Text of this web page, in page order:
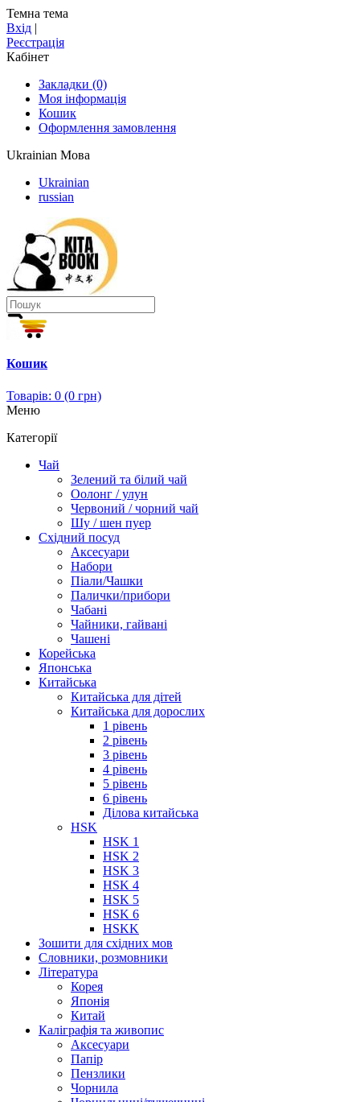
Темна тема
Вхід |
Реєстрація
Кабінет
Закладки (0)
Моя інформація
Кошик
Оформлення замовлення
Ukrainian Мова
Ukrainian
russian
Кошик
Товарів: 0 (0 грн)
Меню
Категорії
Чай
Зелений та білий чай
Оолонг / улун
Червоний / чорний чай
Шу / шен пуер
Східний посуд
Аксесуари
Набори
Піали/Чашки
Палички/прибори
Чабані
Чайники, гайвані
Чашені
Корейська
Японська
Китайська
Китайська для дітей
Китайська для дорослих
1 рівень
2 рівень
3 рівень
4 рівень
5 рівень
6 рівень
Ділова китайська
HSK
HSK 1
HSK 2
HSK 3
HSK 4
HSK 5
HSK 6
HSKK
Зошити для східних мов
Словники, розмовники
Література
Корея
Японія
Китай
Каліграфія та живопис
Аксесуари
Папір
Пензлики
Чорнила